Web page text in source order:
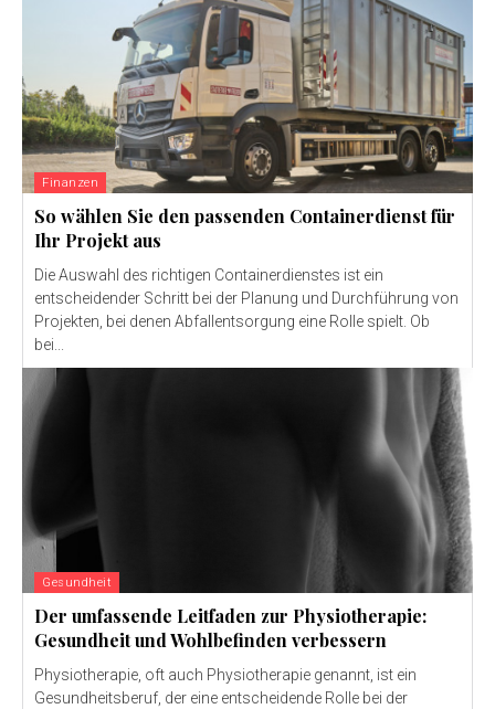
Finanzen
So wählen Sie den passenden Containerdienst für
Ihr Projekt aus
Die Auswahl des richtigen Containerdienstes ist ein
entscheidender Schritt bei der Planung und Durchführung von
Projekten, bei denen Abfallentsorgung eine Rolle spielt. Ob
bei...
Gesundheit
Der umfassende Leitfaden zur Physiotherapie:
Gesundheit und Wohlbefinden verbessern
Physiotherapie, oft auch Physiotherapie genannt, ist ein
Gesundheitsberuf, der eine entscheidende Rolle bei der